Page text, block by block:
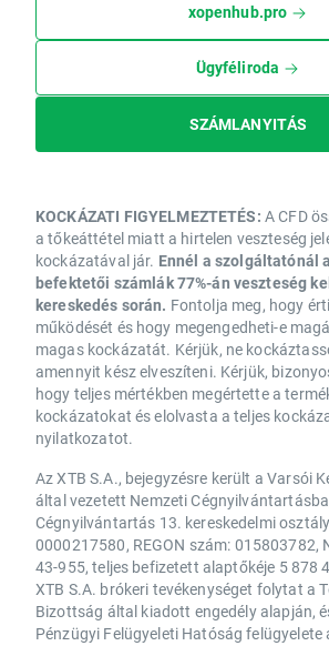
xopenhub.pro
Ügyféliroda
SZÁMLANYITÁS
KOCKÁZATI FIGYELMEZTETÉS: A CFD
a tőkeáttétel miatt a hirtelen veszteség
kockázatával jár. Ennél a szolgáltatónál
befektetői számlák 77%-án veszteség
kereskedés során. Fontolja meg, hogy
működését és hogy megengedheti-e
magas kockázatát. Kérjük, ne
amennyit kész elveszíteni. Kérjük,
hogy teljes mértékben megértette a
kockázatokat és elolvasta a teljes
nyilatkozatot.
Az XTB S.A., bejegyzésre került a Varsói
által vezetett Nemzeti
Cégnyilvántartás 13. kereskedelmi
0000217580, REGON szám: 015803782,
43-955, teljes befizetett alaptőkéje 5 878
XTB S.A. brókeri tevékenységet folytat a
Bizottság által kiadott engedély alapján,
Pénzügyi Felügyeleti Hatóság